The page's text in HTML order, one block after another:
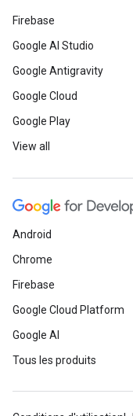
Firebase
Google AI Studio
Google Antigravity
Google Cloud
Google Play
View all
Android
Chrome
Firebase
Google Cloud Platform
Google AI
Tous les produits